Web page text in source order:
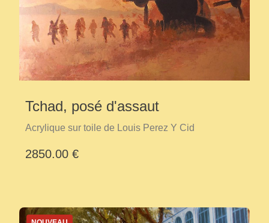
Tchad, posé d'assaut
Acrylique sur toile de Louis Perez Y Cid
2850.00 €